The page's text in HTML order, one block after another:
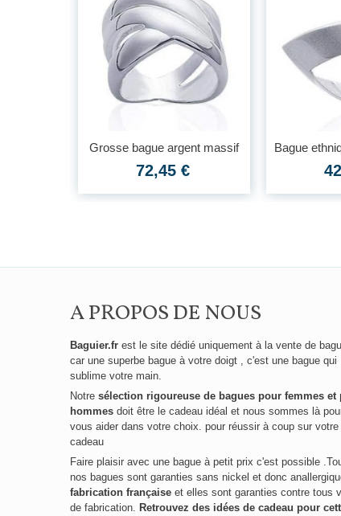
Grosse bague argent massif
trois...
72,45 €
Bague
A PROPOS DE NOUS
Baguier.fr est le site dédié uniquement à la vente de
car une superbe bague à votre doigt , c'est une bague qui
sublime votre main.
Notre sélection rigoureuse de bagues pour femmes et
hommes doit être le cadeau idéal et nous sommes là
vous aider dans votre choix. pour réussir à coup sur votre
cadeau
Faire plaisir avec une bague à petit prix c'est possible
nos bagues sont garanties sans nickel et donc
fabrication française et elles sont garanties contre tous
de fabrication. Retrouvez des idées de cadeau pour